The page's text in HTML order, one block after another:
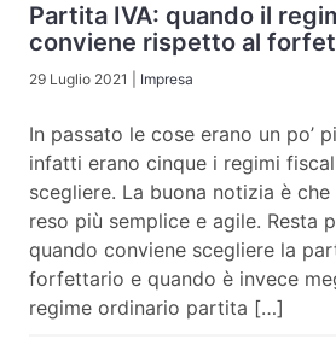
Partita IVA: quando il
conviene rispetto al
29 Luglio 2021 Impresa
In passato le cose erano un po’
infatti erano cinque i regimi
scegliere. La buona notizia è
reso più semplice e agile. Resta
quando conviene scegliere la
forfettario e quando è invece
regime ordinario partita […]